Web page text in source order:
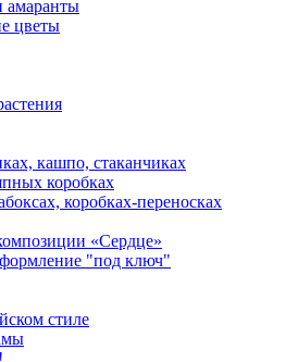
амаранты
цветы
кашпо, стаканчиках
коробках
коробках-переносках
«Сердце»
"под ключ"
стиле